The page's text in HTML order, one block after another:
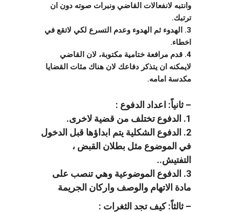
وانتبه لانفعالات القاضي ونبرات صوته دون ان
ترتبك.
3. الهدوء ثم الهدوء وعدم التسرع لكي لاتقع في
اخطاء.
4. قدم مرافعة ختامية مكتوبة، لان القاضي
لايمكنه ان يتذكر دفاعك لان هناك مئات القضايا
مكدسة امامه.
– ثانياً: اعداد الدفوع :
1. الدفوع تختلف من قضية لاخرى.
2. الدفوع الشكلية يتم ابداؤها قبل الدخول
في الموضوع مثل بطلان القبض ،
التفتيش..
3. الدفوع الموضوعية وهي تنصب على
مادة الاتهام والوصف واركان الجريمة
– ثالثاً: كيف تجد الثغرات :